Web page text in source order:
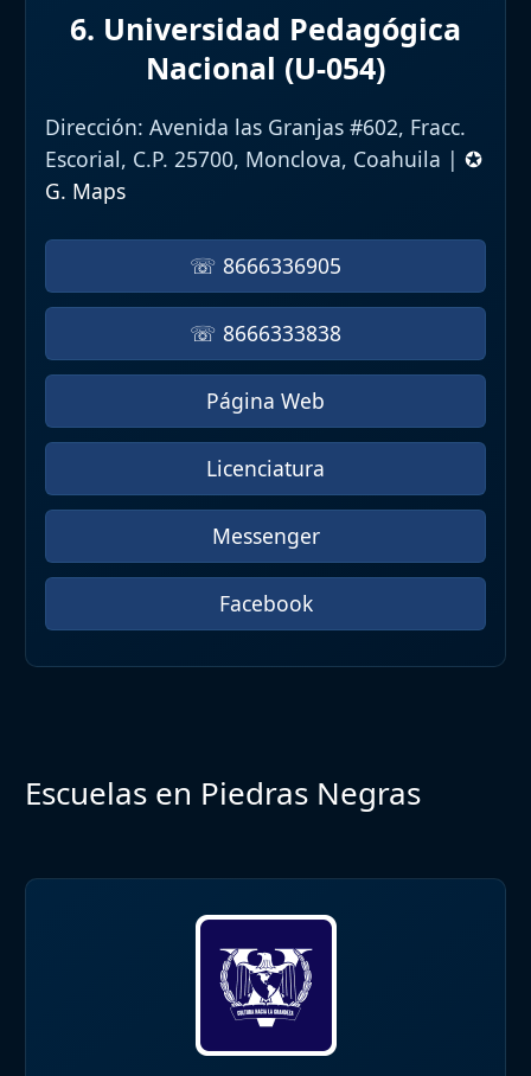
6. Universidad Pedagógica
Nacional (U-054)
Dirección: Avenida las Granjas #602, Fracc.
Escorial, C.P. 25700, Monclova, Coahuila | ✪
G. Maps
☏ 8666336905
☏ 8666333838
Página Web
Licenciatura
Messenger
Facebook
Escuelas en Piedras Negras